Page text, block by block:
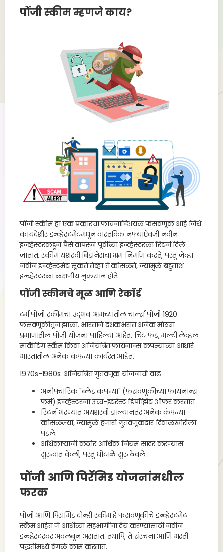
पोंजी स्कीम म्हणजे काय?
पोंजी स्कीम हा एक प्रकारचा फायनान्शियल फसवणूक आहे जिथे
कायदेशीर इन्व्हेस्टमेंटमधून वास्तविक नफ्याऐवजी नवीन
इन्व्हेस्टरकडून पैसे वापरून पूर्वीच्या इन्व्हेस्टरला रिटर्न दिले
जातात. स्कीम यशस्वी बिझनेसचा भ्रम निर्माण करते, परंतु जेव्हा
नवीन इन्व्हेस्टमेंट सूकते तेव्हा ते कोसळते, ज्यामुळे बहुतांश
इन्व्हेस्टरला लक्षणीय नुकसान होते.
पोंजी स्कीमचे मूळ आणि रेकॉर्ड
टर्म पोंजी स्कीमचा उद्भव आमच्यातील चार्ल्स पोंजी 1920
फसवणूकीतून झाला. भारताने दशकभरात अनेक मोठ्या
प्रमाणातील पोंजी योजना पाहिल्या आहेत. चिट फंड, मल्टी लेव्हल
मार्केटिंग स्कॅम किंवा अनियंत्रित फायनान्स कंपन्यांच्या आधारे
भारतातील अनेक कंपन्या कार्यरत आहेत.
1970s-1980s: अनियंत्रित गुंतवणूक योजनांची वाढ
अनौपचारिक "ब्लेड कंपन्या" (फसवणूकीच्या फायनान्स
फर्म) इन्व्हेस्टरना उच्च-इंटरेस्ट डिपॉझिट ऑफर करतात.
रिटर्न भरण्यात अयशस्वी झाल्यानंतर अनेक कंपन्या
कोसळल्या, ज्यामुळे हजारो गुंतवणूकदार दिवाळखोरीला
पडले.
अधिकाऱ्यांनी कठोर आर्थिक नियम सादर करण्यास
सुरुवात केली, परंतु घोटाळे सुरू ठेवले.
पोंजी आणि पिरॅमिड योजनांमधील
फरक
पोंजी आणि पिरामिड दोन्ही स्कीम हे फसवणूकीचे इन्व्हेस्टमेंट
स्कॅम आहेत जे आधीच्या सहभागींना देय करण्यासाठी नवीन
इन्व्हेस्टरवर अवलंबून असतात. तथापि, ते संरचना आणि भरती
पद्धतींमध्ये वेगळे काम करतात.